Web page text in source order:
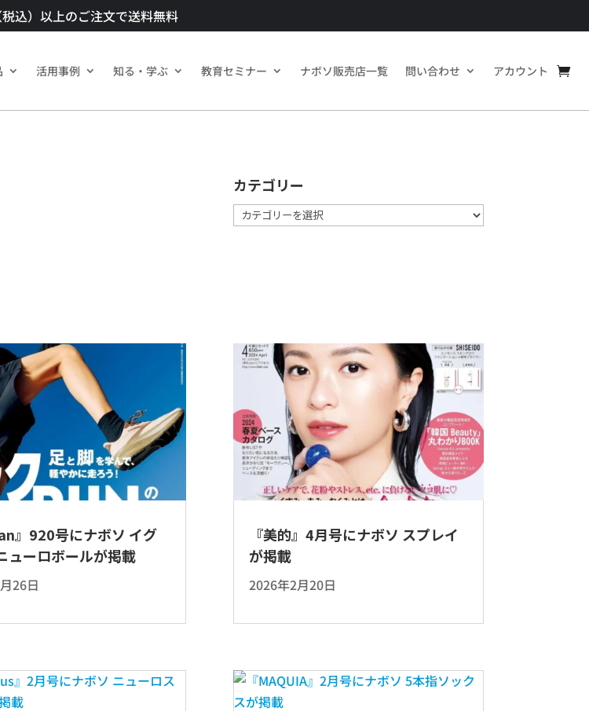
込）以上のご注文で送料無料​
活用事例 知る・学ぶ 教育セミナー ナボソ販売店一覧 問い合わせ アカウント
カテゴリー
カ
』920号にナボソ イグ
ューロボールが掲載
26日
『美的』4月号にナボソ スプレイ
が掲載
2026年2月20日